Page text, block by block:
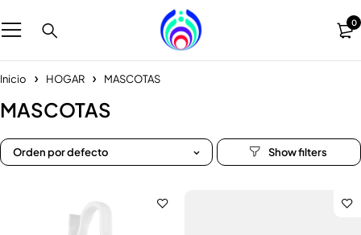
0
Inicio HOGAR MASCOTAS
MASCOTAS
Orden por defecto